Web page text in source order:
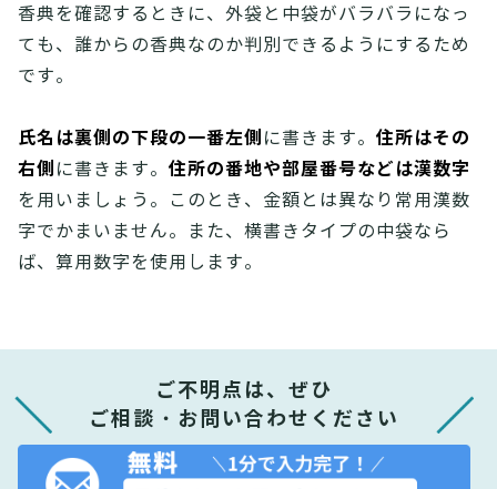
香典を確認するときに、外袋と中袋がバラバラになっ
ても、誰からの香典なのか判別できるようにするため
です。
氏名は裏側の下段の一番左側 に書きます。 住所はその
右側 に書きます。 住所の番地や部屋番号などは漢数字
を用いましょう。このとき、金額とは異なり常用漢数
字でかまいません。また、横書きタイプの中袋なら
ば、算用数字を使用します。
ご不明点は、ぜひ
ご相談・お問い合わせください